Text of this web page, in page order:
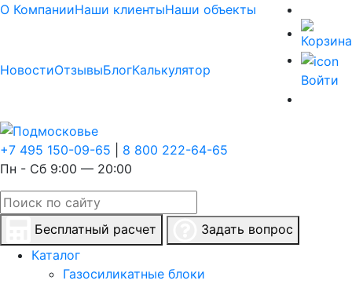
О КомпанииНаши клиентыНаши объекты
НовостиОтзывыБлогКалькулятор
Войти
+7 495 150-09-65
8 800 222-64-65
Пн - Сб 9:00 — 20:00
Бесплатный расчет
Задать вопрос
Каталог
Газосиликатные блоки